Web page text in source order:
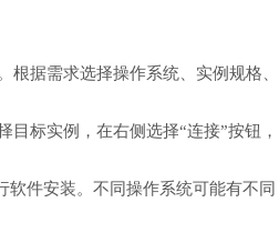
据需求选择操作系统、实例规格、
标实例，在右侧选择“连接”按钮，
件安装。不同操作系统可能有不同